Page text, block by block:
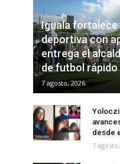
Iguala
deportiva con
entrega el
de futbol rápido
7 agosto, 2026
desde
7